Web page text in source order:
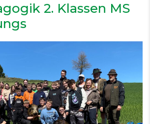
2. Klassen MS